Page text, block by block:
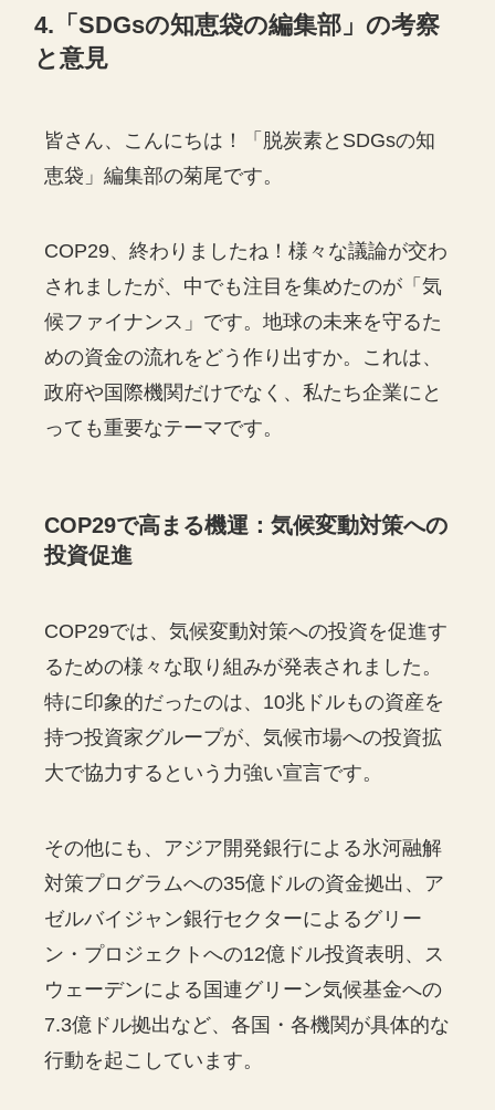
4.「SDGsの知恵袋の編集部」の考察
と意見
皆さん、こんにちは！「脱炭素とSDGsの知
恵袋」編集部の菊尾です。
COP29、終わりましたね！様々な議論が交わ
されましたが、中でも注目を集めたのが「気
候ファイナンス」です。地球の未来を守るた
めの資金の流れをどう作り出すか。これは、
政府や国際機関だけでなく、私たち企業にと
っても重要なテーマです。
COP29で高まる機運：気候変動対策への
投資促進
COP29では、気候変動対策への投資を促進す
るための様々な取り組みが発表されました。
特に印象的だったのは、10兆ドルもの資産を
持つ投資家グループが、気候市場への投資拡
大で協力するという力強い宣言です。
その他にも、アジア開発銀行による氷河融解
対策プログラムへの35億ドルの資金拠出、ア
ゼルバイジャン銀行セクターによるグリー
ン・プロジェクトへの12億ドル投資表明、ス
ウェーデンによる国連グリーン気候基金への
7.3億ドル拠出など、各国・各機関が具体的な
行動を起こしています。